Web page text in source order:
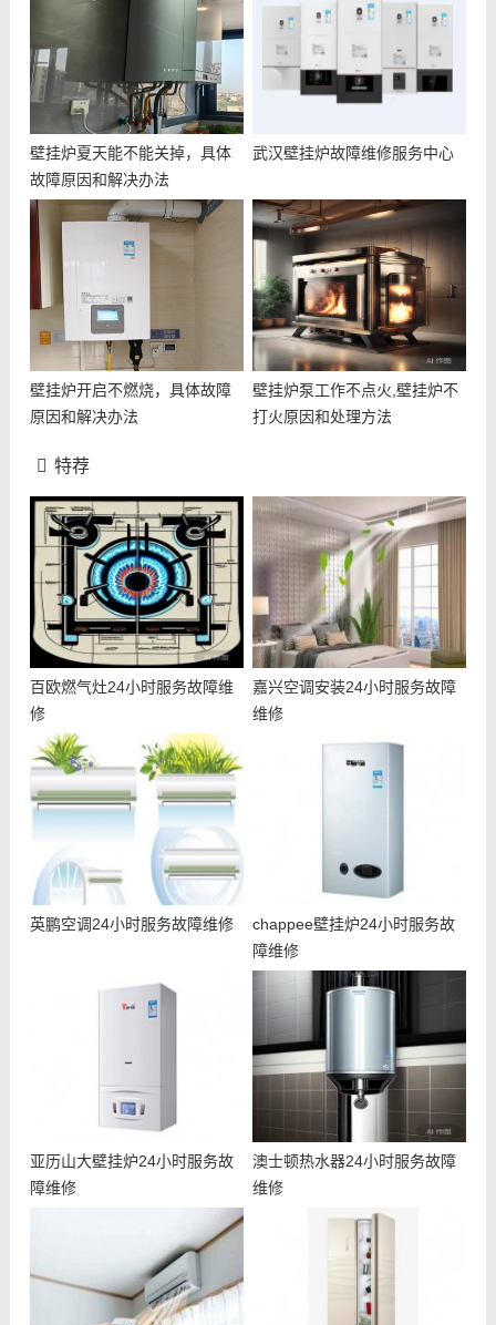
壁挂炉夏天能不能关掉，具体
故障原因和解决办法
武汉壁挂炉故障维修服务中心
壁挂炉开启不燃烧，具体故障
原因和解决办法
壁挂炉泵工作不点火,壁挂炉不
打火原因和处理方法
特荐
百欧燃气灶24小时服务故障维
修
嘉兴空调安装24小时服务故障
维修
英鹏空调24小时服务故障维修
chappee壁挂炉24小时服务故
障维修
亚历山大壁挂炉24小时服务故
障维修
澳士顿热水器24小时服务故障
维修